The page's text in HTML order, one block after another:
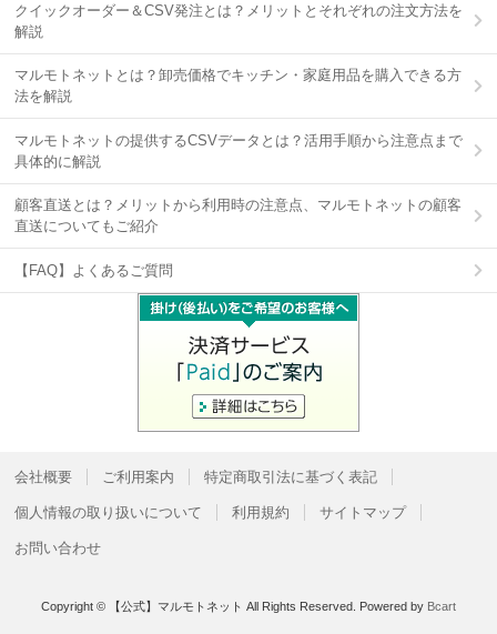
クイックオーダー＆CSV発注とは？メリットとそれぞれの注文方法を
解説
マルモトネットとは？卸売価格でキッチン・家庭用品を購入できる方
法を解説
マルモトネットの提供するCSVデータとは？活用手順から注意点まで
具体的に解説
顧客直送とは？メリットから利用時の注意点、マルモトネットの顧客
直送についてもご紹介
【FAQ】よくあるご質問
会社概要 ご利用案内 特定商取引法に基づく表記
個人情報の取り扱いについて 利用規約 サイトマップ
お問い合わせ
Copyright © 【公式】マルモトネット All Rights Reserved. Powered by Bcart